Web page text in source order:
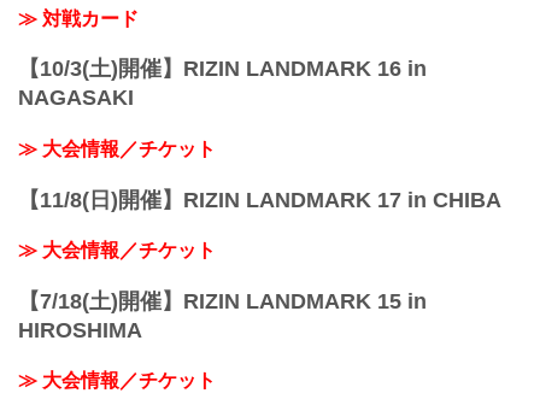
≫ 対戦カード
【10/3(土)開催】RIZIN LANDMARK 16 in
NAGASAKI
≫ 大会情報／チケット
【11/8(日)開催】RIZIN LANDMARK 17 in CHIBA
≫ 大会情報／チケット
【7/18(土)開催】RIZIN LANDMARK 15 in
HIROSHIMA
≫ 大会情報／チケット